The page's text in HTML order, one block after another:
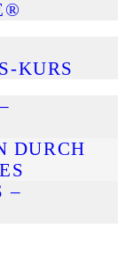
KURS
DURCH
–